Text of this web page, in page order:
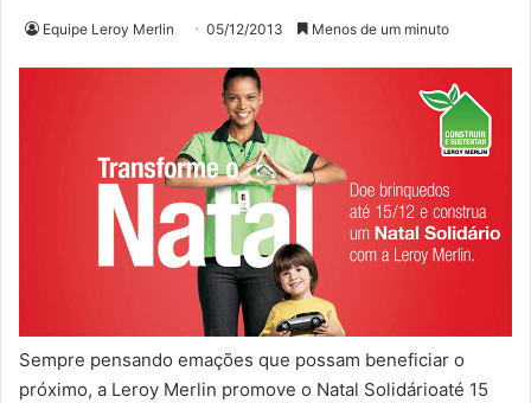
Equipe Leroy Merlin 05/12/2013 Menos de um minuto
Sempre pensando emações que possam beneficiar o
próximo, a Leroy Merlin promove o Natal Solidárioaté 15